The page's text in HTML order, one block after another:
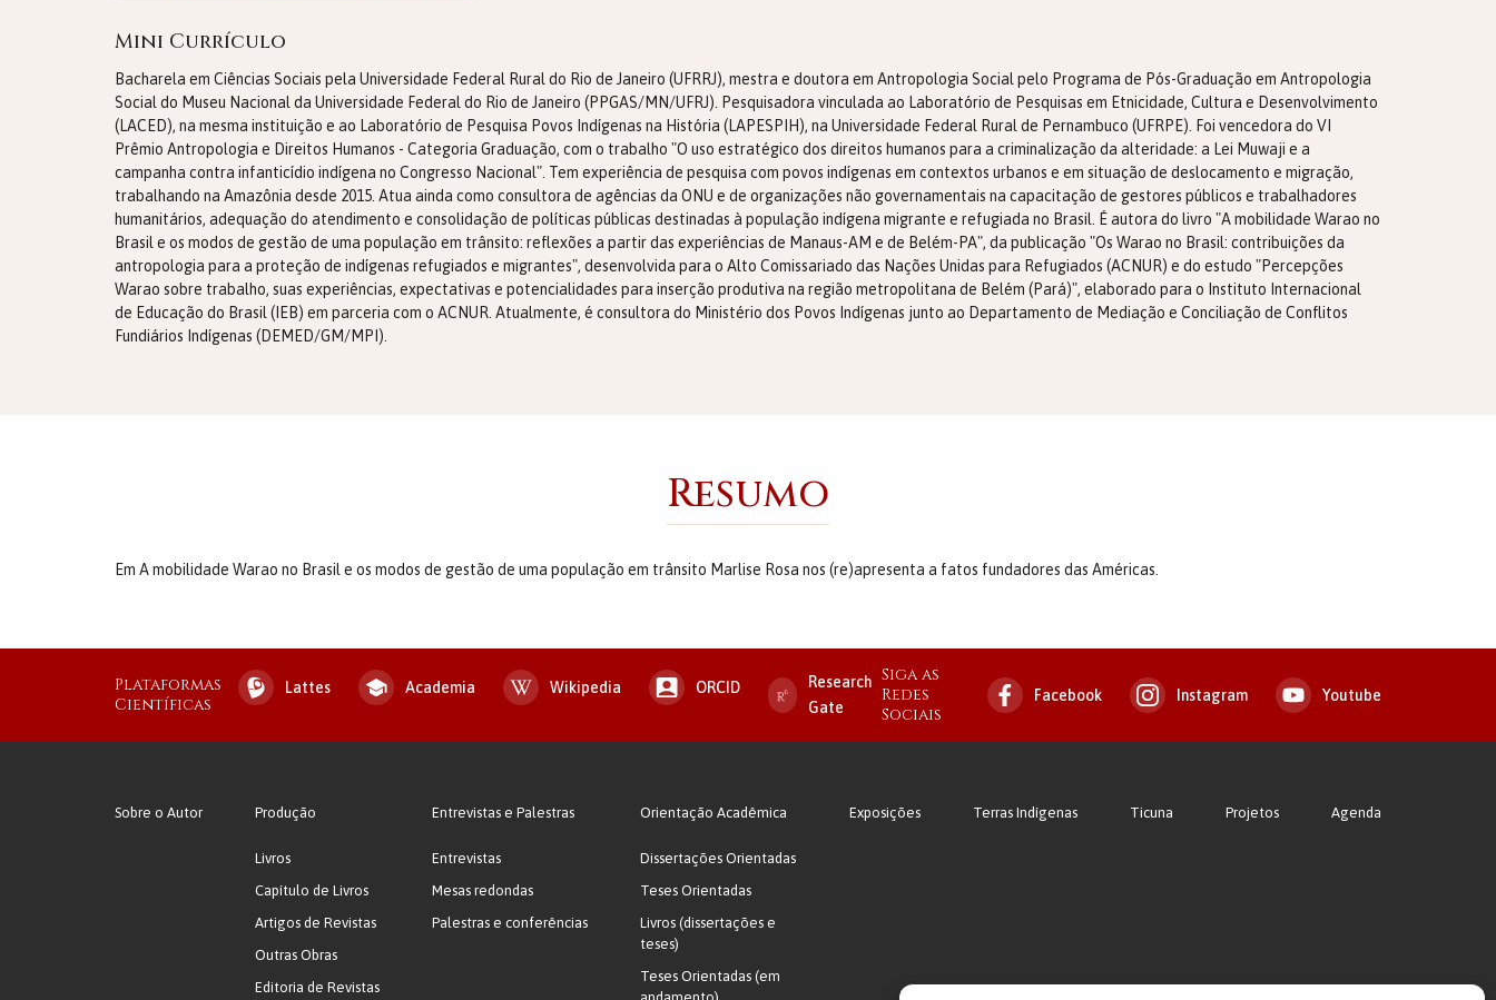
Mini Currículo
Bacharela em Ciências Sociais pela Universidade Federal Rural do Rio de Janeiro (UFRRJ), mestra e doutora em Antropologia Social pelo Programa de Pós-Graduação em Antropologia
Social do Museu Nacional da Universidade Federal do Rio de Janeiro (PPGAS/MN/UFRJ). Pesquisadora vinculada ao Laboratório de Pesquisas em Etnicidade, Cultura e Desenvolvimento
(LACED), na mesma instituição e ao Laboratório de Pesquisa Povos Indígenas na História (LAPESPIH), na Universidade Federal Rural de Pernambuco (UFRPE). Foi vencedora do VI
Prêmio Antropologia e Direitos Humanos - Categoria Graduação, com o trabalho "O uso estratégico dos direitos humanos para a criminalização da alteridade: a Lei Muwaji e a
campanha contra infanticídio indígena no Congresso Nacional". Tem experiência de pesquisa com povos indígenas em contextos urbanos e em situação de deslocamento e migração,
trabalhando na Amazônia desde 2015. Atua ainda como consultora de agências da ONU e de organizações não governamentais na capacitação de gestores públicos e trabalhadores
humanitários, adequação do atendimento e consolidação de políticas públicas destinadas à população indígena migrante e refugiada no Brasil. É autora do livro "A mobilidade Warao no
Brasil e os modos de gestão de uma população em trânsito: reflexões a partir das experiências de Manaus-AM e de Belém-PA", da publicação "Os Warao no Brasil: contribuições da
antropologia para a proteção de indígenas refugiados e migrantes", desenvolvida para o Alto Comissariado das Nações Unidas para Refugiados (ACNUR) e do estudo "Percepções
Warao sobre trabalho, suas experiências, expectativas e potencialidades para inserção produtiva na região metropolitana de Belém (Pará)", elaborado para o Instituto Internacional
de Educação do Brasil (IEB) em parceria com o ACNUR. Atualmente, é consultora do Ministério dos Povos Indígenas junto ao Departamento de Mediação e Conciliação de Conflitos
Fundiários Indígenas (DEMED/GM/MPI).
Resumo
Em A mobilidade Warao no Brasil e os modos de gestão de uma população em trânsito Marlise Rosa nos (re)apresenta a fatos fundadores das Américas.
Plataformas
Científicas
Lattes Academia Wikipedia ORCID
Research
Gate
Siga as
Redes
Sociais
Facebook Instagram Youtube
Sobre o Autor Produção
Livros
Capítulo de Livros
Artigos de Revistas
Outras Obras
Editoria de Revistas
Entrevistas e Palestras
Entrevistas
Mesas redondas
Palestras e conferências
Orientação Acadêmica
Dissertações Orientadas
Teses Orientadas
Livros (dissertações e
teses)
Teses Orientadas (em
Exposições Terras Indígenas Ticuna Projetos Agenda